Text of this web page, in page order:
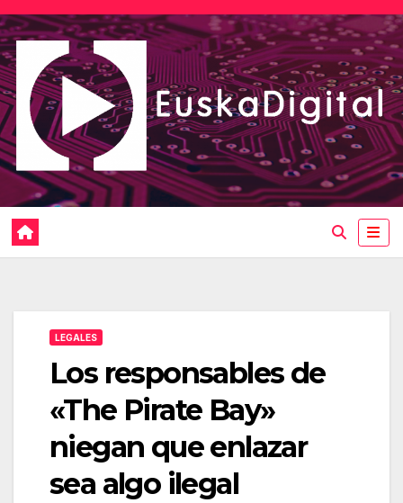
Saltar
al
contenido
LEGALES
Los responsables de
«The Pirate Bay»
niegan que enlazar
sea algo ilegal